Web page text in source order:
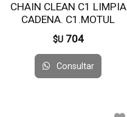
CHAIN CLEAN C1 LIMPIA
CADENA. C1.MOTUL
$U 704
Consultar